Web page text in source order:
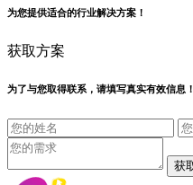
为您提供适合的行业解决方案！
获取方案
为了与您取得联系，请填写真实有效信息！